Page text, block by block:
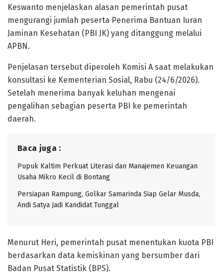
Keswanto menjelaskan alasan pemerintah pusat
mengurangi jumlah peserta Penerima Bantuan Iuran
Jaminan Kesehatan (PBI JK) yang ditanggung melalui
APBN.
Penjelasan tersebut diperoleh Komisi A saat melakukan
konsultasi ke Kementerian Sosial, Rabu (24/6/2026).
Setelah menerima banyak keluhan mengenai
pengalihan sebagian peserta PBI ke pemerintah
daerah.
Baca juga :
Pupuk Kaltim Perkuat Literasi dan Manajemen Keuangan
Usaha Mikro Kecil di Bontang
Persiapan Rampung, Golkar Samarinda Siap Gelar Musda,
Andi Satya Jadi Kandidat Tunggal
Menurut Heri, pemerintah pusat menentukan kuota PBI
berdasarkan data kemiskinan yang bersumber dari
Badan Pusat Statistik (BPS).